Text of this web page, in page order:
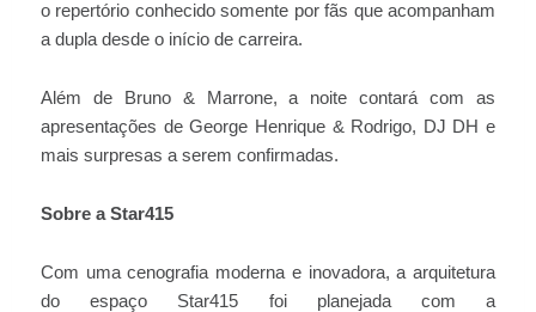
o repertório conhecido somente por fãs que acompanham
a dupla desde o início de carreira.
Além de Bruno & Marrone, a noite contará com as
apresentações de George Henrique & Rodrigo, DJ DH e
mais surpresas a serem confirmadas.
Sobre a Star415
Com uma cenografia moderna e inovadora, a arquitetura
do espaço Star415 foi planejada com a